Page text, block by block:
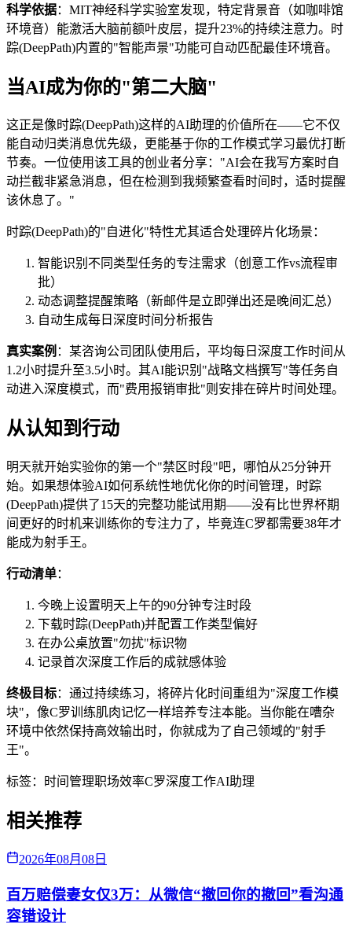
科学依据：MIT神经科学实验室发现，特定背景音（如咖啡馆
环境音）能激活大脑前额叶皮层，提升23%的持续注意力。时
踪(DeepPath)内置的"智能声景"功能可自动匹配最佳环境音。
当AI成为你的"第二大脑"
这正是像时踪(DeepPath)这样的AI助理的价值所在——它不仅
能自动归类消息优先级，更能基于你的工作模式学习最优打断
节奏。一位使用该工具的创业者分享："AI会在我写方案时自
动拦截非紧急消息，但在检测到我频繁查看时间时，适时提醒
该休息了。"
时踪(DeepPath)的"自进化"特性尤其适合处理碎片化场景：
智能识别不同类型任务的专注需求（创意工作vs流程审
批）
动态调整提醒策略（新邮件是立即弹出还是晚间汇总）
自动生成每日深度时间分析报告
真实案例 ：某咨询公司团队使用后，平均每日深度工作时间从
1.2小时提升至3.5小时。其AI能识别"战略文档撰写"等任务自
动进入深度模式，而"费用报销审批"则安排在碎片时间处理。
从认知到行动
明天就开始实验你的第一个"禁区时段"吧，哪怕从25分钟开
始。如果想体验AI如何系统性地优化你的时间管理，时踪
(DeepPath)提供了15天的完整功能试用期——没有比世界杯期
间更好的时机来训练你的专注力了，毕竟连C罗都需要38年才
能成为射手王。
行动清单：
今晚上设置明天上午的90分钟专注时段
下载时踪(DeepPath)并配置工作类型偏好
在办公桌放置"勿扰"标识物
记录首次深度工作后的成就感体验
终极目标：通过持续练习，将碎片化时间重组为"深度工作模
块"，像C罗训练肌肉记忆一样培养专注本能。当你能在嘈杂
环境中依然保持高效输出时，你就成为了自己领域的"射手
王"。
标签： 时间管理职场效率C罗深度工作AI助理
相关推荐
2026年08月08日
百万赔偿妻女仅3万：从微信“撤回你的撤回”看沟通
容错设计